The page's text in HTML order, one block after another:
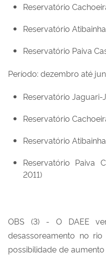
Reservatório
Reservatório
Reservatório Paiva
Período: dezembro até
Reservatório Jaguari-
Reservatório
Reservatório
Reservatório Paiva
2011)
OBS (3) - O DAEE
desassoreamento no
possibilidade de